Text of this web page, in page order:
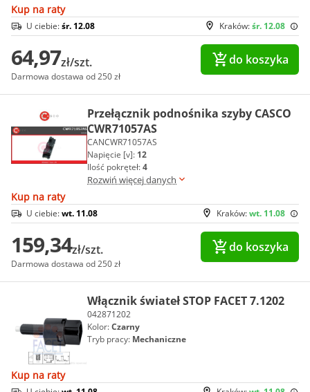
Kup na raty
Kraków:śr. 12.08
U ciebie:śr. 12.08
64,97zł/szt.
Darmowa dostawa od 250 zł
do koszyka
Przełącznik podnośnika szyby CASCO
CWR71057AS
CANCWR71057AS
Napięcie [v]: 12
Ilość pokręteł:4
Rozwiń więcej danych
Kup na raty
Kraków:wt. 11.08
U ciebie:wt. 11.08
159,34zł/szt.
Darmowa dostawa od 250 zł
do koszyka
Włącznik świateł STOP FACET 7.1202
042871202
Kolor:Czarny
Tryb pracy: Mechaniczne
Kup na raty